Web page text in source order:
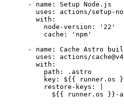
      -
name :
Setup Node.js
        uses
:
actions/setup-
        with
:
          node-version
: ' 22 '
          cache
: ' npm '
      -
name :
Cache Astro
        uses
:
actions/cache@v4
        with
:
          path
:
.astro
          key
:
${{ runner.os
          restore-keys
:
${{ runner.os }}-